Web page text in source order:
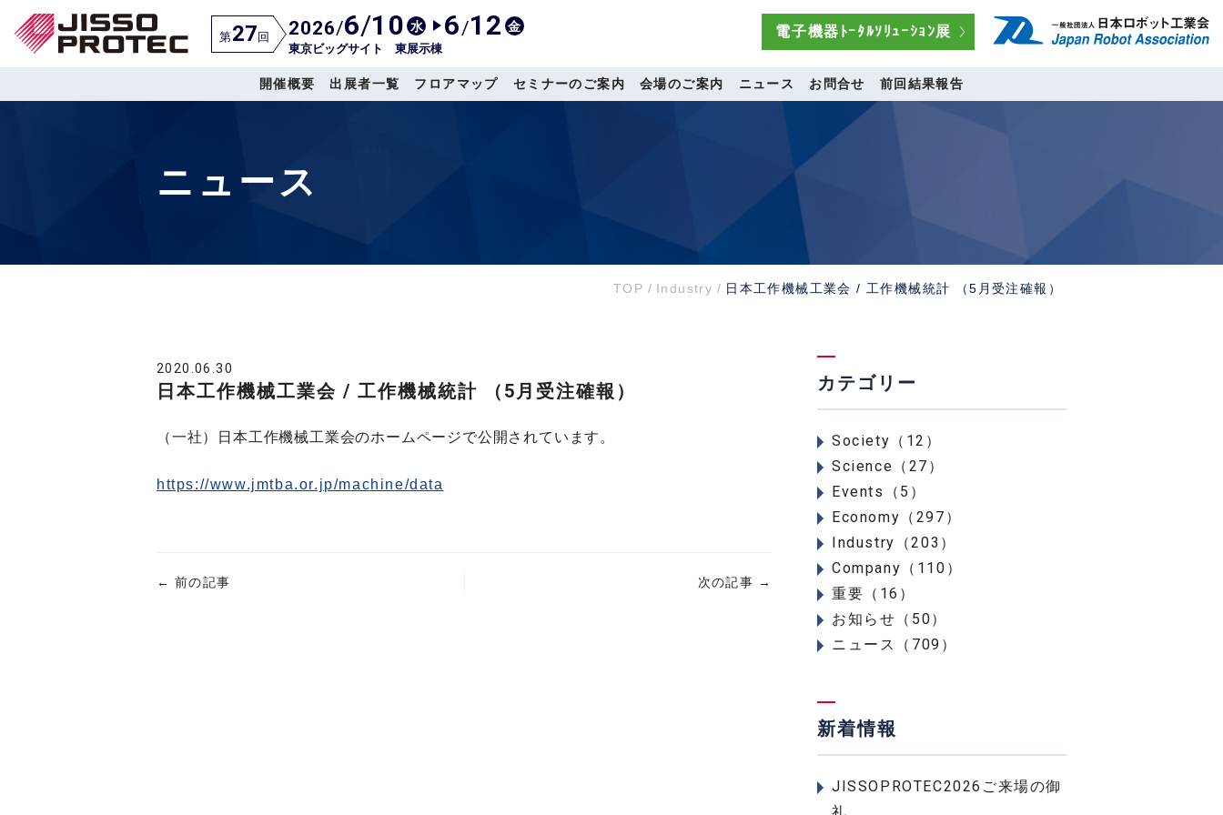
第27回 2026/6/10 水 6/12 金
東京ビッグサイト 東展示棟
電子機器ﾄｰﾀﾙｿﾘｭｰｼｮﾝ展
開催概要 出展者一覧 フロアマップ セミナーのご案内 会場のご案内 ニュース お問合せ 前回結果報告
ニュース
TOP / Industry / 日本工作機械工業会 / 工作機械統計 （5月受注確報）
2020.06.30
日本工作機械工業会 / 工作機械統計 （5月受注確報）
（一社）日本工作機械工業会のホームページで公開されています。
https://www.jmtba.or.jp/machine/data
← 前の記事 次の記事 →
カテゴリー
Society（12）
Science（27）
Events（5）
Economy（297）
Industry（203）
Company（110）
重要（16）
お知らせ（50）
ニュース（709）
新着情報
JISSOPROTEC2026ご来場の御